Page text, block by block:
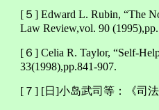
[５] Edward L. Rubin, “The
Law Review,vol. 90
[６] Celia R. Taylor, “Self-
33(1998),pp.841-907.
[７] [日]小岛武司等：《司